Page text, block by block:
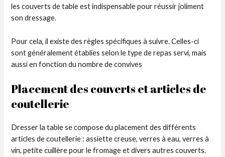
les couverts de table est indispensable pour réussir joliment
son dressage.
Pour cela, il existe des règles spécifiques à suivre. Celles-ci
sont généralement établies selon le type de repas servi, mais
aussi en fonction du nombre de convives
Placement des couverts et articles de
coutellerie
Dresser la table se compose du placement des différents
articles de coutellerie : assiette creuse, verres à eau, verres à
vin, petite cuillère pour le fromage et divers autres couverts.